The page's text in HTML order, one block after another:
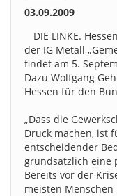
03.09.2009
DIE LINKE.
der IG Metall
findet am 5.
Dazu Wolfgang
Hessen für den
„Dass die
Druck machen, ist
entscheidender
grundsätzlich eine
Bereits vor der
meisten